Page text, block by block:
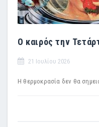
Ο καιρός την
21 Ιουλίου 2026
Η θερμοκρασία δεν θα